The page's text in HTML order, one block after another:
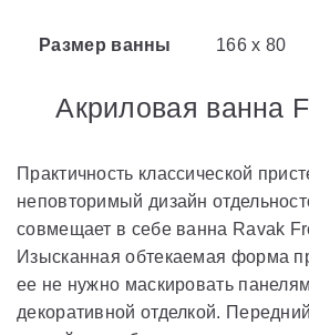
Размер ванны 166 х 80
Акриловая ванна
Практичность классической
неповторимый дизайн
совмещает в себе ванна Ravak
Изысканная обтекаемая форма
ее не нужно маскировать
декоративной отделкой.